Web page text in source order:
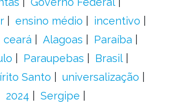
ensino médio
incentivo
ceará Alagoas
Paraíba
Paraupebas
Brasil
Santo
universalização
2024
Sergipe